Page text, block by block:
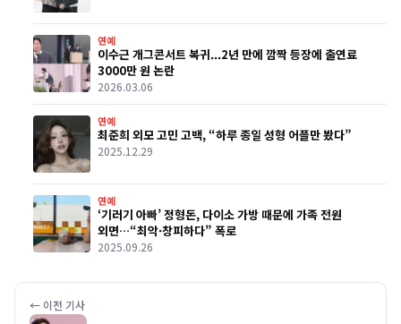
연예
이수근 개그콘서트 복귀...2년 만에 깜짝 등장에 출연료
3000만 원 논란
2026.03.06
연예
최준희 외모 고민 고백, “하루 종일 성형 어플만 봤다”
2025.12.29
연예
‘기러기 아빠’ 정형돈, 다이소 가방 때문에 가족 전원
외면…“최악·창피하다” 폭로
2025.09.26
← 이전 기사